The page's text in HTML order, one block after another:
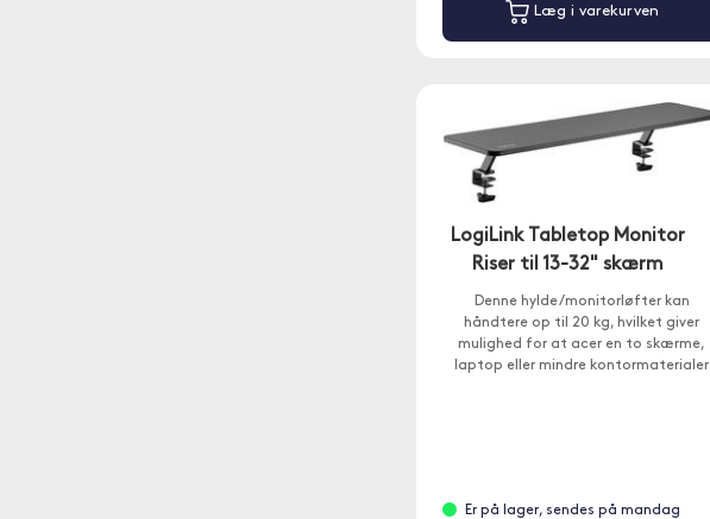
Læg i varekurven
LogiLink Tabletop Monitor
Riser til 13-32" skærm
Denne hylde/monitorløfter kan
håndtere op til 20 kg, hvilket giver
mulighed for at acer en to skærme,
laptop eller mindre kontormaterialer
Er på lager, sendes på mandag